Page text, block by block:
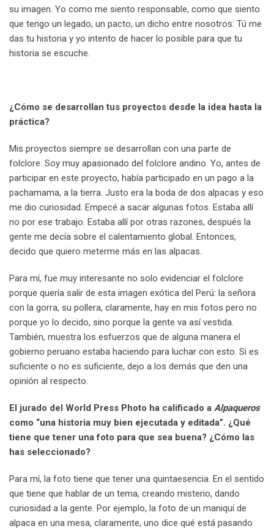
su imagen. Yo como me siento responsable, como que siento
que tengo un legado, un pacto, un dicho entre nosotros: Tú me
das tu historia y yo intento de hacer lo posible para que tu
historia se escuche.
¿Cómo se desarrollan tus proyectos desde la idea hasta la
práctica?
Mis proyectos siempre se desarrollan con una parte de
folclore. Soy muy apasionado del folclore andino. Yo, antes de
participar en este proyecto, había participado en un pago a la
pachamama, a la tierra. Justo era la boda de dos alpacas y eso
me dio curiosidad. Empecé a sacar algunas fotos. Estaba allí
no por ese trabajo. Estaba allí por otras razones, después la
gente me decía sobre el calentamiento global. Entonces,
decido que quiero meterme más en las alpacas.
Para mí, fue muy interesante no solo evidenciar el folclore
porque quería salir de esta imagen exótica del Perú: la señora
con la gorra, su pollera, claramente, hay en mis fotos pero no
porque yo lo decido, sino porque la gente va así vestida.
También, muestra los esfuerzos que de alguna manera el
gobierno peruano estaba haciendo para luchar con esto. Si es
suficiente o no es suficiente, dejo a los demás que den una
opinión al respecto.
El jurado del World Press Photo ha calificado a Alpaqueros
como “una historia muy bien ejecutada y editada”. ¿Qué
tiene que tener una foto para que sea buena? ¿Cómo las
has seleccionado?
Para mí, la foto tiene que tener una quintaesencia. En el sentido
que tiene que hablar de un tema, creando misterio, dando
curiosidad a la gente. Por ejemplo, la foto de un maniquí de
alpaca en una mesa, claramente, uno dice qué está pasando